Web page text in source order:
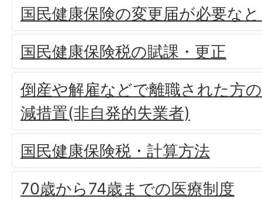
国民健康保険の変更届が必要な
国民健康保険税の賦課・更正
倒産や解雇などで離職された方
減措置(非自発的失業者)
国民健康保険税・計算方法
70歳から74歳までの医療制度